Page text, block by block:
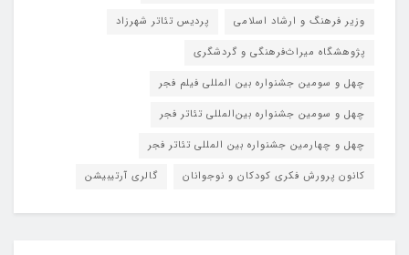
وزیر فرهنگ و ارشاد اسلامی
پردیس تئاتر شهرزاد
پژوهشگاه میراث‌فرهنگی و گردشگری
چهل و سومین جشنواره بین المللی فیلم فجر
چهل و سومین جشنواره بین‌المللی تئاتر فجر
چهل و چهارمین جشنواره بین المللی تئاتر فجر
کانون پرورش فکری کودکان و نوجوانان
گالری آرتیبیشن